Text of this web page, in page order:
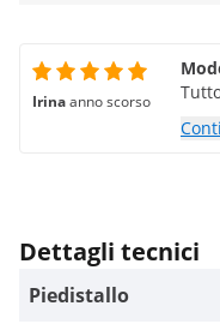
Irinaanno scorso
Dettagli tecnici
Piedistallo